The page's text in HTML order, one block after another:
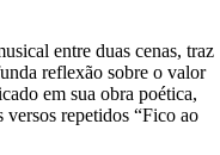
entre duas cenas, traz
reflexão sobre o valor
em sua obra poética,
repetidos “Fico ao